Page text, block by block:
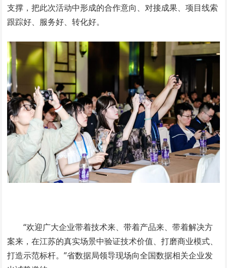
支撑，把此次活动中形成的合作意向、对接成果、项目线索
跟踪好、服务好、转化好。
“欢迎广大企业带着技术来、带着产品来、带着解决方
案来，在江苏的真实场景中验证技术价值、打磨商业模式、
打造示范标杆。”省数据局领导现场向全国数据相关企业发